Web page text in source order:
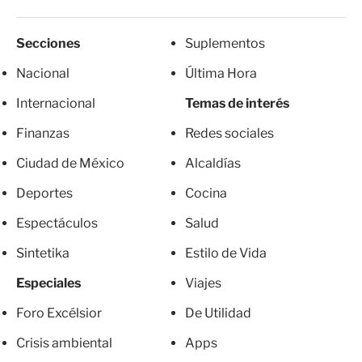
Secciones
Nacional
Internacional
Finanzas
Ciudad de México
Deportes
Espectáculos
Sintetika
Especiales
Foro Excélsior
Crisis ambiental
Suplementos
Última Hora
Temas de interés
Redes sociales
Alcaldías
Cocina
Salud
Estilo de Vida
Viajes
De Utilidad
Apps